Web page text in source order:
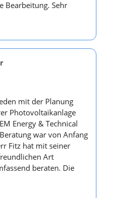
Bearbeitung. Sehr
mit der Planung
Photovoltaikanlage
Energy & Technical
war von Anfang
Fitz hat mit seiner
Art
beraten. Die